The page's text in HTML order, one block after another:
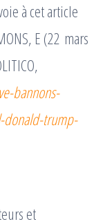
à cet article
E (22 mars
bannons-
donald-trump-
et